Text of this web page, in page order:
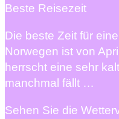
Beste Reisezeit
Die beste Zeit für
Norwegen ist von
herrscht eine sehr
manchmal fällt …
Sehen Sie die